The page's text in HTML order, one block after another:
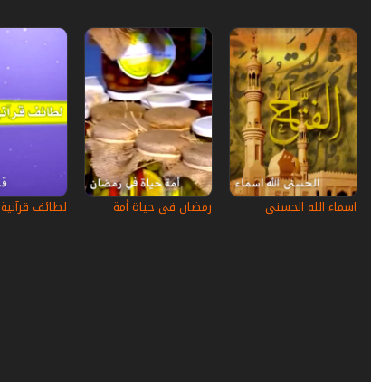
اسماء الله الحسنى رمضان في حياة أمة لطائف قرآنية